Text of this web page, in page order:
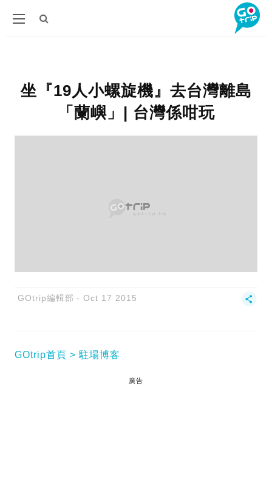
坐『19人小螺旋機』去台灣離島
「蘭嶼」| 台灣係咁玩
GOtrip編輯部 Oct 17 2015
GOtrip首頁 駐場博客
廣告